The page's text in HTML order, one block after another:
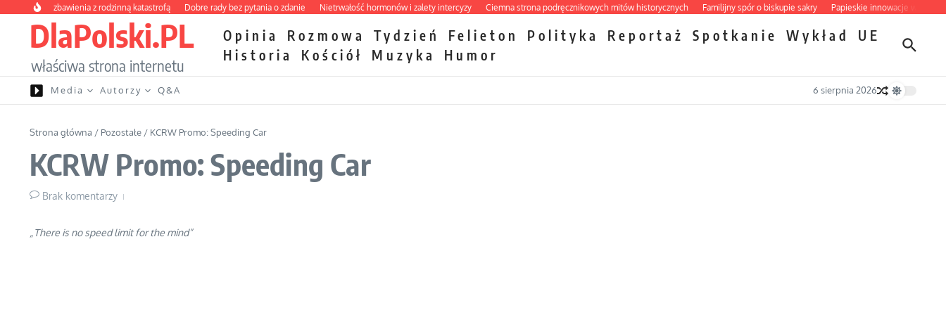
Przejdź do treści
kurs zbawienia z rodzinną katastrofą Dobre rady bez pytania o zdanie Nietrwałość hormonów i zalety intercyzy Ciemna strona podręcznikowych mitów historycznych Familijny spór o biskupie sakry Papieskie innowacje w
DlaPolski.PL
właściwa strona internetu
Opinia Rozmowa Tydzień Felieton Polityka Reportaż Spotkanie Wykład
UE
Historia
Kościół Muzyka Humor
Media Autorzy Q&A 6 sierpnia 2026
Strona główna / Pozostałe / KCRW Promo: Speeding Car
KCRW Promo: Speeding Car
Brak komentarzy
„There is no speed limit for the mind”